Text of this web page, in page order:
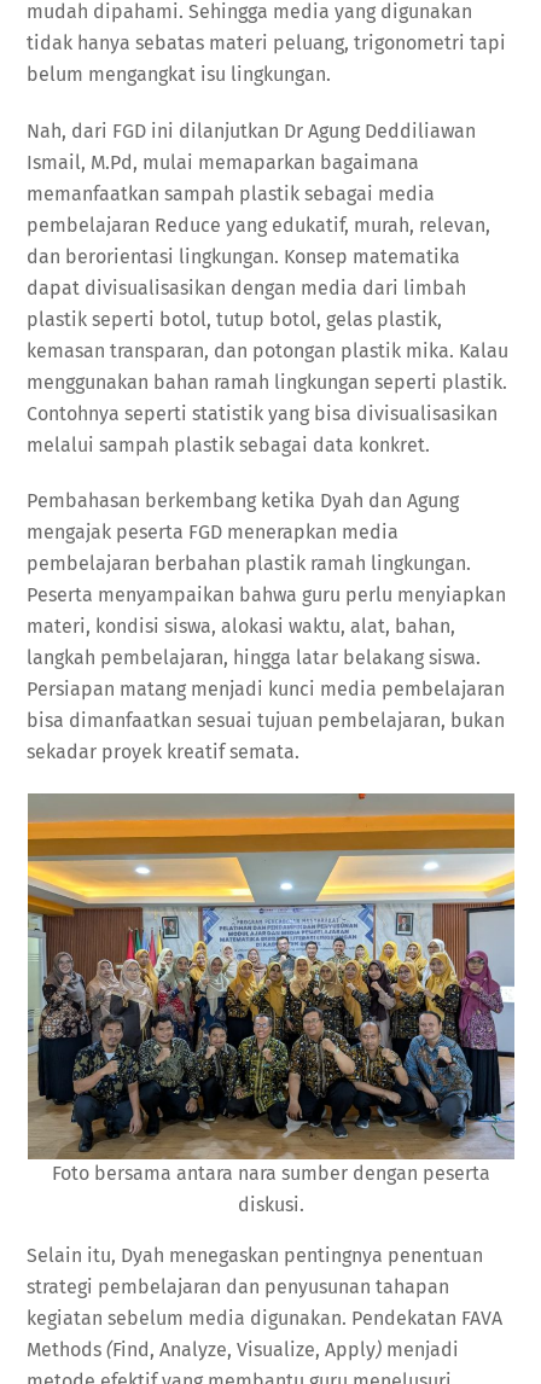
mudah dipahami. Sehingga media yang digunakan
tidak hanya sebatas materi peluang, trigonometri tapi
belum mengangkat isu lingkungan.
Nah, dari FGD ini dilanjutkan Dr Agung Deddiliawan
Ismail, M.Pd, mulai memaparkan bagaimana
memanfaatkan sampah plastik sebagai media
pembelajaran Reduce yang edukatif, murah, relevan,
dan berorientasi lingkungan. Konsep matematika
dapat divisualisasikan dengan media dari limbah
plastik seperti botol, tutup botol, gelas plastik,
kemasan transparan, dan potongan plastik mika. Kalau
menggunakan bahan ramah lingkungan seperti plastik.
Contohnya seperti statistik yang bisa divisualisasikan
melalui sampah plastik sebagai data konkret.
Pembahasan berkembang ketika Dyah dan Agung
mengajak peserta FGD menerapkan media
pembelajaran berbahan plastik ramah lingkungan.
Peserta menyampaikan bahwa guru perlu menyiapkan
materi, kondisi siswa, alokasi waktu, alat, bahan,
langkah pembelajaran, hingga latar belakang siswa.
Persiapan matang menjadi kunci media pembelajaran
bisa dimanfaatkan sesuai tujuan pembelajaran, bukan
sekadar proyek kreatif semata.
Foto bersama antara nara sumber dengan peserta
diskusi.
Selain itu, Dyah menegaskan pentingnya penentuan
strategi pembelajaran dan penyusunan tahapan
kegiatan sebelum media digunakan. Pendekatan FAVA
Methods(Find, Analyze, Visualize, Apply) menjadi